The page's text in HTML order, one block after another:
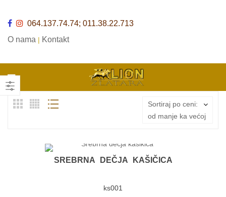
064.137.74.74; 011.38.22.713
O nama | Kontakt
Sortiraj po ceni:
od manje ka većoj
SREBRNA DEČJA KAŠIČICA
ks001